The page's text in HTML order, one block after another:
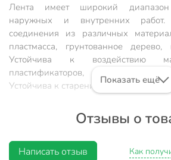
Лента имеет широкий
наружных и внутренних работ.
соединения из различных
пластмасса, грунтованное
Устойчива к воздействию
пластификаторов, влаги, УФ
Устойчива к старению.
Длина: 2 м
Цвет: Черный
Показать ещё
Отзывы о
Написать отзыв Как